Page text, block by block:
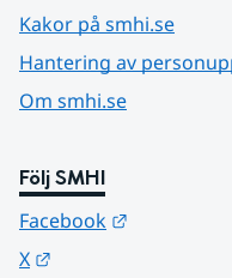
Kakor på smhi.se
Hantering av
Om smhi.se
Följ SMHI
Facebook
X